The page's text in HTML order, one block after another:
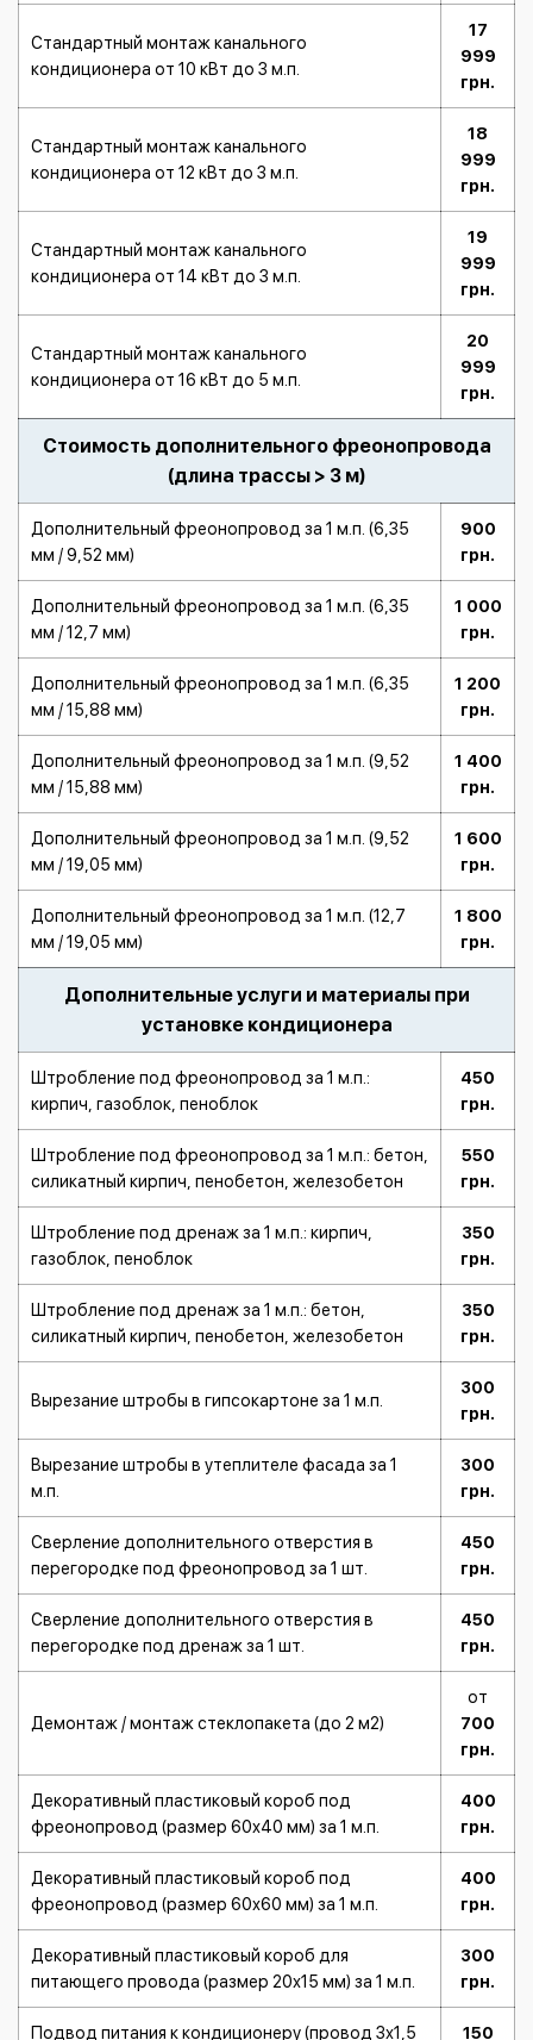
Стандартный монтаж канального
кондиционера от 10 кВт до 3 м.п.
17
999
грн.
Стандартный монтаж канального
кондиционера от 12 кВт до 3 м.п.
18
999
грн.
Стандартный монтаж канального
кондиционера от 14 кВт до 3 м.п.
19
999
грн.
Стандартный монтаж канального
кондиционера от 16 кВт до 5 м.п.
20
999
грн.
Стоимость дополнительного фреонопровода
(длина трассы > 3 м)
Дополнительный фреонопровод за 1 м.п. (6,35
мм / 9,52 мм)
900
грн.
Дополнительный фреонопровод за 1 м.п. (6,35
мм / 12,7 мм)
1 000
грн.
Дополнительный фреонопровод за 1 м.п. (6,35
мм / 15,88 мм)
1 200
грн.
Дополнительный фреонопровод за 1 м.п. (9,52
мм / 15,88 мм)
1 400
грн.
Дополнительный фреонопровод за 1 м.п. (9,52
мм / 19,05 мм)
1 600
грн.
Дополнительный фреонопровод за 1 м.п. (12,7
мм / 19,05 мм)
1 800
грн.
Дополнительные услуги и материалы при
установке кондиционера
Штробление под фреонопровод за 1 м.п.:
кирпич, газоблок, пеноблок
450
грн.
Штробление под фреонопровод за 1 м.п.: бетон,
силикатный кирпич, пенобетон, железобетон
550
грн.
Штробление под дренаж за 1 м.п.: кирпич,
газоблок, пеноблок
350
грн.
Штробление под дренаж за 1 м.п.: бетон,
силикатный кирпич, пенобетон, железобетон
350
грн.
Вырезание штробы в гипсокартоне за 1 м.п.
300
грн.
Вырезание штробы в утеплителе фасада за 1
м.п.
300
грн.
Сверление дополнительного отверстия в
перегородке под фреонопровод за 1 шт.
450
грн.
Сверление дополнительного отверстия в
перегородке под дренаж за 1 шт.
450
грн.
Демонтаж / монтаж стеклопакета (до 2 м2)
от
700
грн.
Декоративный пластиковый короб под
фреонопровод (размер 60х40 мм) за 1 м.п.
400
грн.
Декоративный пластиковый короб под
фреонопровод (размер 60х60 мм) за 1 м.п.
400
грн.
Декоративный пластиковый короб для
питающего провода (размер 20х15 мм) за 1 м.п.
300
грн.
Подвод питания к кондиционеру (провод 3х1,5 150